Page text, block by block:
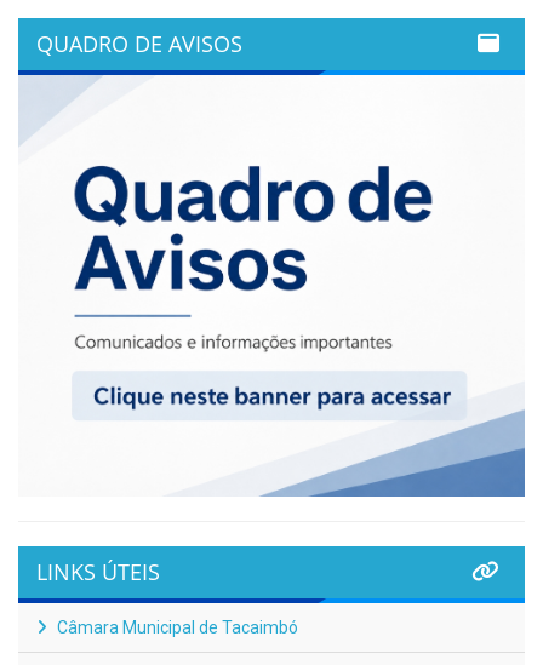
QUADRO DE AVISOS
LINKS ÚTEIS
Câmara Municipal de Tacaimbó